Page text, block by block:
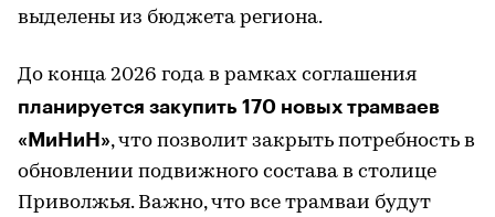
выделены из бюджета региона.
До конца 2026 года в рамках соглашения
планируется закупить 170 новых трамваев
«МиНиН», что позволит закрыть потребность в
обновлении подвижного состава в столице
Приволжья. Важно, что все трамваи будут